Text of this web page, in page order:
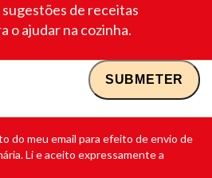
de receitas
o ajudar na cozinha.
do meu email para efeito de envio de
Li e aceito expressamente a